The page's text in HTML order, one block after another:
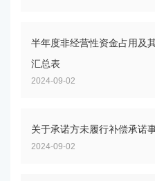
2024-09-02
半年度非经营性资金占用及
汇总表
2024-09-02
关于承诺方未履行补偿承诺